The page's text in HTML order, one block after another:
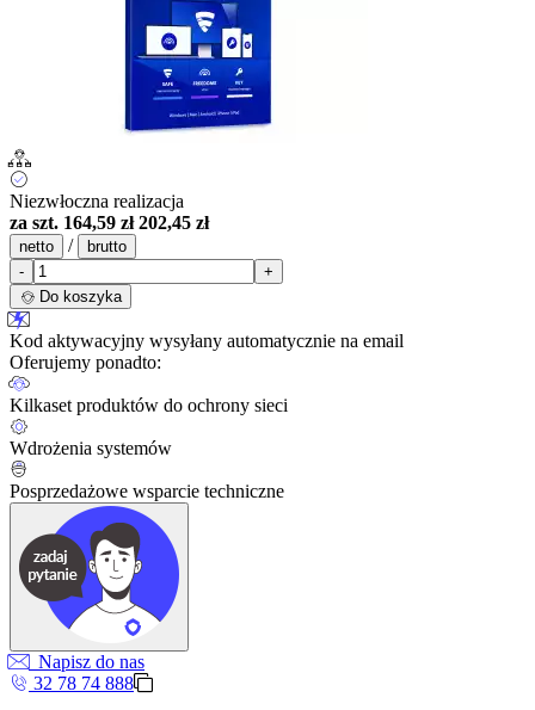
Niezwłoczna realizacja
za szt. 164,59 zł 202,45 zł
netto /
brutto
-
+
Do koszyka
Kod aktywacyjny wysyłany automatycznie na email
Oferujemy ponadto:
Kilkaset produktów do ochrony sieci
Wdrożenia systemów
Posprzedażowe wsparcie techniczne
Napisz do nas
32 78 74 888